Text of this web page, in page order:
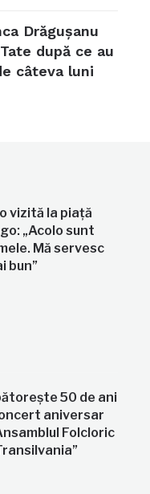
Drăgușanu
după ce au
câteva luni
vizită la piață
„Acolo sunt
Mă servesc
bun”
50 de ani
aniversar
Folcloric